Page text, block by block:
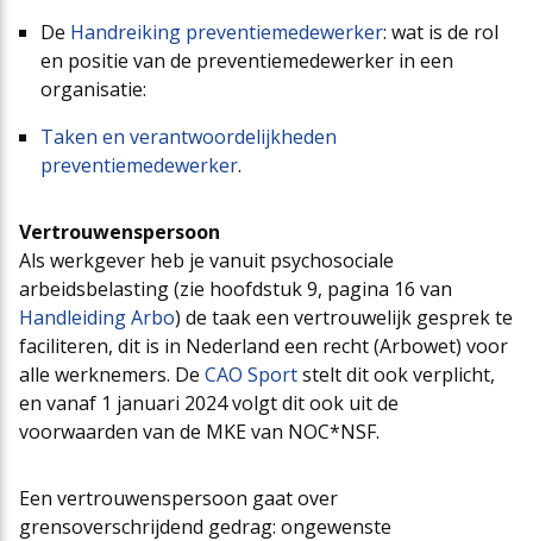
De Handreiking preventiemedewerker: wat is de rol
en positie van de preventiemedewerker in een
organisatie:
Taken en verantwoordelijkheden
preventiemedewerker.
Vertrouwenspersoon
Als werkgever heb je vanuit psychosociale
arbeidsbelasting (zie hoofdstuk 9, pagina 16 van
Handleiding Arbo) de taak een vertrouwelijk gesprek te
faciliteren, dit is in Nederland een recht (Arbowet) voor
alle werknemers. De CAO Sportstelt dit ook verplicht,
en vanaf 1 januari 2024 volgt dit ook uit de
voorwaarden van de MKE van NOC*NSF.
Een vertrouwenspersoon gaat over
grensoverschrijdend gedrag: ongewenste